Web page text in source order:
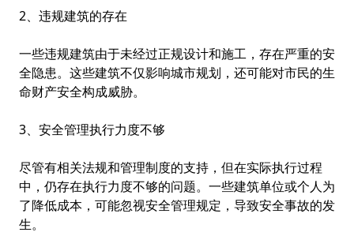
2、违规建筑的存在
一些违规建筑由于未经过正规设计和施工，存在严重的安
全隐患。这些建筑不仅影响城市规划，还可能对市民的生
命财产安全构成威胁。
3、安全管理执行力度不够
尽管有相关法规和管理制度的支持，但在实际执行过程
中，仍存在执行力度不够的问题。一些建筑单位或个人为
了降低成本，可能忽视安全管理规定，导致安全事故的发
生。